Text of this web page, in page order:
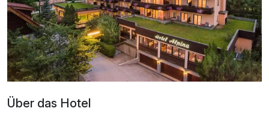
1 Erwachsenen
Über das Hotel